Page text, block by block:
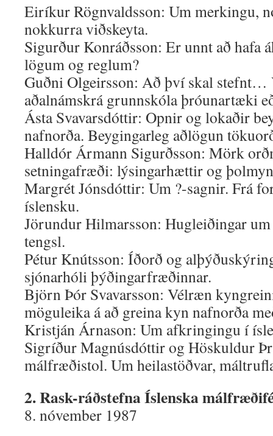
Eiríkur Rögnvaldsson: Um merkingu,
nokkurra viðskeyta.
Sigurður Konráðsson: Er unnt að hafa
lögum og reglum?
Guðni Olgeirsson: Að því skal stefnt…
aðalnámskrá grunnskóla þróunartæki
Ásta Svavarsdóttir: Opnir og lokaðir
nafnorða. Beygingarleg aðlögun
Halldór Ármann Sigurðsson: Mörk
setningafræði: lýsingarhættir og
Margrét Jónsdóttir: Um ?-sagnir. Frá
íslensku.
Jörundur Hilmarsson: Hugleiðingar
tengsl.
Pétur Knútsson: Íðorð og
sjónarhóli þýðingarfræðinnar.
Björn Þór Svavarsson: Vélræn
möguleika á að greina kyn nafnorða
Kristján Árnason: Um afkringingu í
Sigríður Magnúsdóttir og Höskuldur
málfræðistol. Um heilastöðvar,
2. Rask-ráðstefna Íslenska
8. nóvember 1987